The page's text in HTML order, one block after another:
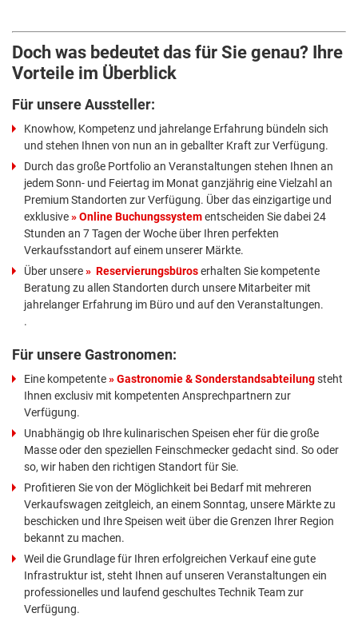
Doch was bedeutet das für Sie genau? Ihre
Vorteile im Überblick
Für unsere Aussteller:
Knowhow, Kompetenz und jahrelange Erfahrung bündeln sich
und stehen Ihnen von nun an in geballter Kraft zur Verfügung.
Durch das große Portfolio an Veranstaltungen stehen Ihnen an
jedem Sonn- und Feiertag im Monat ganzjährig eine Vielzahl an
Premium Standorten zur Verfügung. Über das einzigartige und
exklusive
Online Buchungssystementscheiden Sie dabei 24
Stunden an 7 Tagen der Woche über Ihren perfekten
Verkaufsstandort auf einem unserer Märkte.
Über unsere
Reservierungsbüroserhalten Sie kompetente
Beratung zu allen Standorten durch unsere Mitarbeiter mit
jahrelanger Erfahrung im Büro und auf den Veranstaltungen.
.
Für unsere Gastronomen:
Eine kompetente Gastronomie & Sonderstandsabteilungsteht
Ihnen exclusiv mit kompetenten Ansprechpartnern zur
Verfügung.
Unabhängig ob Ihre kulinarischen Speisen eher für die große
Masse oder den speziellen Feinschmecker gedacht sind. So oder
so, wir haben den richtigen Standort für Sie.
Profitieren Sie von der Möglichkeit bei Bedarf mit mehreren
Verkaufswagen zeitgleich, an einem Sonntag, unsere Märkte zu
beschicken und Ihre Speisen weit über die Grenzen Ihrer Region
bekannt zu machen.
Weil die Grundlage für Ihren erfolgreichen Verkauf eine gute
Infrastruktur ist, steht Ihnen auf unseren Veranstaltungen ein
professionelles und laufend geschultes Technik Team zur
Verfügung.